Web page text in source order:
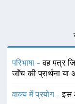
परिभाषा -वह पत्र
जाँच की प्रार्थना या
वाक्य में प्रयोग -इस